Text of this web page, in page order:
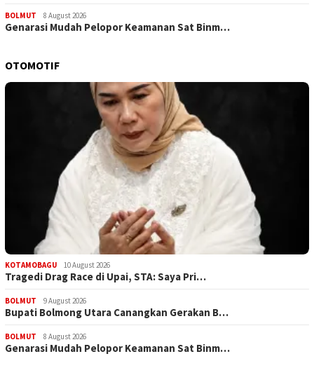
BOLMUT 8 August 2026
Genarasi Mudah Pelopor Keamanan Sat Binm…
OTOMOTIF
KOTAMOBAGU 10 August 2026
Tragedi Drag Race di Upai, STA: Saya Pri…
BOLMUT 9 August 2026
Bupati Bolmong Utara Canangkan Gerakan B…
BOLMUT 8 August 2026
Genarasi Mudah Pelopor Keamanan Sat Binm…